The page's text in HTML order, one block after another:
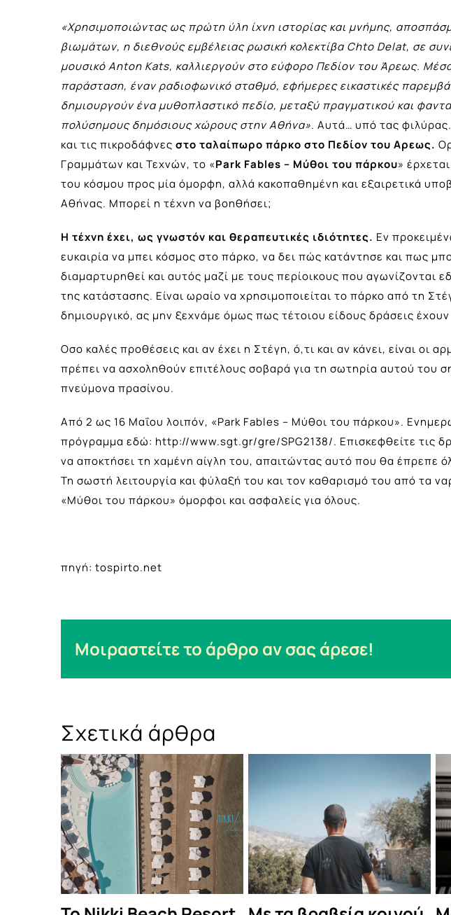
«Χρησιμοποιώντας ως πρώτη ύλη ίχνη ιστορίας και μνήμης,
βιωμάτων, η διεθνούς εμβέλειας ρωσική κολεκτίβα Chto Delat, σε
μουσικό Anton Kats, καλλιεργούν στο εύφορο Πεδίον του Άρεως.
παράσταση, έναν ραδιοφωνικό σταθμό, εφήμερες εικαστικές
δημιουργούν ένα μυθοπλαστικό πεδίο, μεταξύ πραγματικού και
πολύσημους δημόσιους χώρους στην Αθήνα». Αυτά… υπό τας
και τις πικροδάφνες στο ταλαίπωρο πάρκο στο Πεδίον του Αρεως.
Γραμμάτων και Τεχνών, τo «Park Fables – Μύθοι του πάρκου»
του κόσμου προς μία όμορφη, αλλά κακοπαθημένη και εξαιρετικά
Αθήνας. Μπορεί η τέχνη να βοηθήσει;
Η τέχνη έχει, ως γνωστόν και θεραπευτικές ιδιότητες. Εν
ευκαιρία να μπει κόσμος στο πάρκο, να δει πώς κατάντησε και πως
διαμαρτυρηθεί και αυτός μαζί με τους περίοικους που αγωνίζονται
της κατάστασης. Είναι ωραίο να χρησιμοποιείται το πάρκο από τη
δημιουργικό, ας μην ξεχνάμε όμως πως τέτοιου είδους δράσεις
Οσο καλές προθέσεις και αν έχει η Στέγη, ό,τι και αν κάνει, είναι οι
πρέπει να ασχοληθούν επιτέλους σοβαρά για τη σωτηρία αυτού του
πνεύμονα πρασίνου.
Από 2 ως 16 Μαΐου λοιπόν, «Park Fables – Μύθοι του πάρκου».
πρόγραμμα εδώ: http://www.sgt.gr/gre/SPG2138/. Επισκεφθείτε τις
να αποκτήσει τη χαμένη αίγλη του, απαιτώντας αυτό που θα έπρεπε
Τη σωστή λειτουργία και φύλαξή του και τον καθαρισμό του από τα
«Μύθοι του πάρκου» όμορφοι και ασφαλείς για όλους.
πηγή: tospirto.net
Μοιραστείτε το άρθρο αν σας άρεσε!
Σχετικά άρθρα